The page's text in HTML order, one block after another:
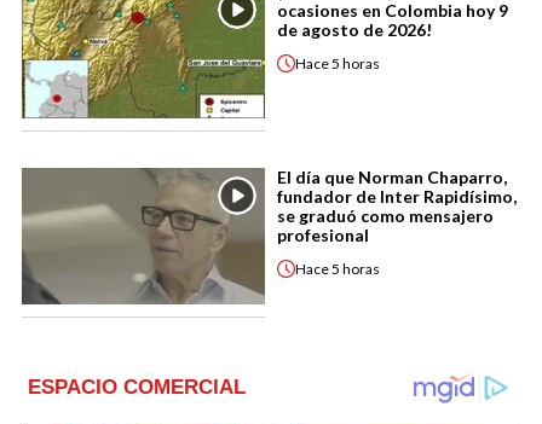
ocasiones en Colombia hoy 9
de agosto de 2026!
Hace5 horas
El día que Norman Chaparro,
fundador de Inter Rapidísimo,
se graduó como mensajero
profesional
Hace5 horas